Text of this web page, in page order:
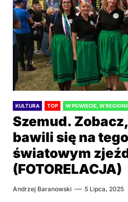
KULTURA TOP W POWIECIE, W
Szemud.
bawili się na
światowym
(FOTORELACJA)
Andrzej Baranowski 5 Lipca, 2025